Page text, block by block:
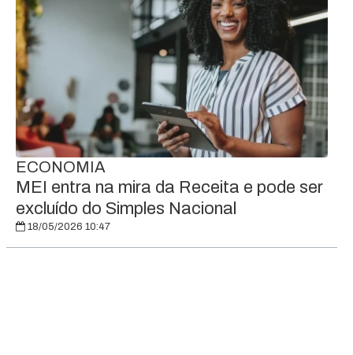
ECONOMIA
MEI entra na mira da Receita e pode ser
excluído do Simples Nacional
18/05/2026 10:47